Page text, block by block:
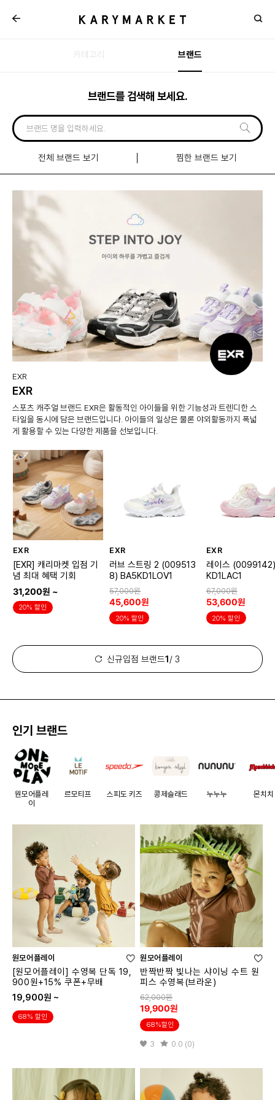
카테고리 브랜드
브랜드를 검색해 보세요.
전체 브랜드 보기 찜한 브랜드 보기
입점
브랜드
EXR
EXR
스포츠 캐주얼 브랜드 EXR은 활동적인 아이들을 위한 기능성과 트렌디한 스
타일을 동시에 담은 브랜드입니다. 아이들의 일상은 물론 야외활동까지 폭넓
게 활용할 수 있는 다양한 제품을 선보입니다.
EXR
[EXR] 캐리마켓 입점 기
념 최대 혜택 기회
31,200원 ~
20% 할인
EXR
러브 스트링 2 (009513
8) BA5KD1LOV1
57,000원
45,600원
20% 할인
EXR
레이스
KD1LAC1
67,000원
53,600원
20% 할인
신규입점 브랜드1/ 3
인기 브랜드
원모어플레
이
르모티프 스피도 키즈 콩제슬래드 누누누 몬치치
원모어플레이
[원모어플레이] 수영복 단독 19,
900원+15% 쿠폰+무배
19,900원 ~
68% 할인
원모어플레이
반짝반짝 빛나는 샤이닝 수트 원
피스 수영복(브라운)
62,000원
19,900원
68%할인
3 0.0 (0)